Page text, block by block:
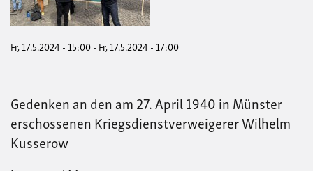
Fr, 17.5.2024 - 15:00- Fr, 17.5.2024 - 17:00
Gedenken an den am 27. April 1940 in Münster
erschossenen Kriegsdienstverweigerer Wilhelm
Kusserow